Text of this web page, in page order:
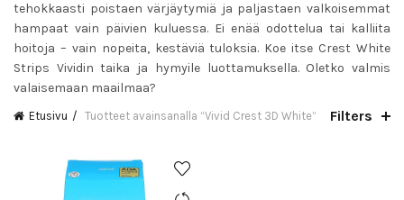
tehokkaasti poistaen värjäytymiä ja paljastaen valkoisemmat
hampaat vain päivien kuluessa. Ei enää odottelua tai kalliita
hoitoja – vain nopeita, kestäviä tuloksia. Koe itse Crest White
Strips Vividin taika ja hymyile luottamuksella. Oletko valmis
valaisemaan maailmaa?
Etusivu Tuotteet avainsanalla “Vivid Crest 3D White” Filters